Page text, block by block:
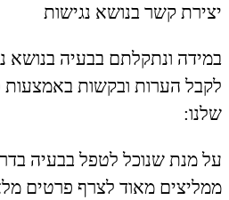
יצירת קשר בנושא נגישות
במידה ונתקלתם בבעיה בנושא
לקבל הערות ובקשות באמצעות
שלנו:
על מנת שנוכל לטפל בבעיה
ממליצים מאוד לצרף פרטים